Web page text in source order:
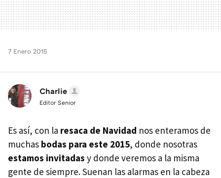
7 Enero 2015
Charlie
Editor Senior
Es así, con la resaca de Navidad nos enteramos de
muchas bodas para este 2015, donde nosotras
estamos invitadas y donde veremos a la misma
gente de siempre. Suenan las alarmas en la cabeza